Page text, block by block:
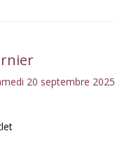
20 septembre 2025